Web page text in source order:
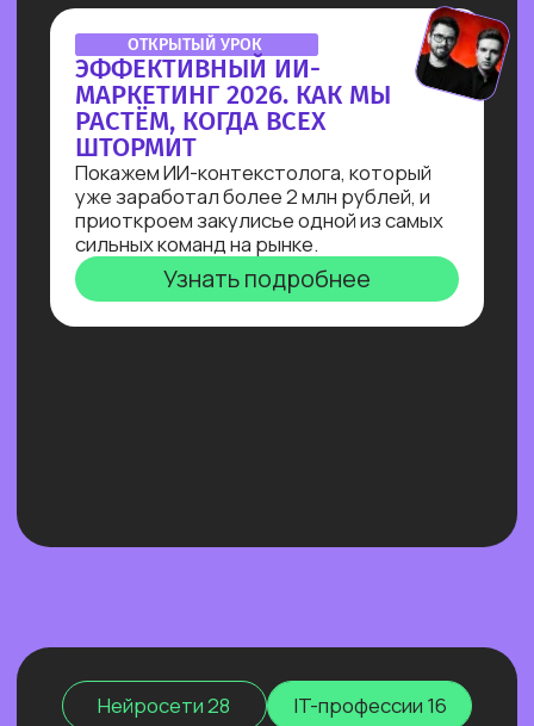
Зерокодера Евгения Заяц подробно
разберет процесс выполнения заказа:
от получения ТЗ
до сборки. И поделится, как новичку
создавать востребованные решения
для бизнеса, за которые готовы
платить от 100 000 рублей!
Узнать подробнее
с помощью нейросетей и no-соde